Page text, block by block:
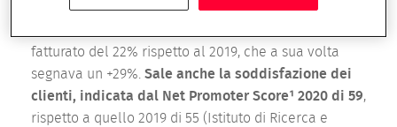
infatti, l’azienda ha registrato un incremento nel
fatturato del 22% rispetto al 2019, che a sua volta
segnava un +29%. Sale anche la soddisfazione dei
clienti, indicata dal Net Promoter Score¹ 2020 di 59,
rispetto a quello 2019 di 55 (Istituto di Ricerca e